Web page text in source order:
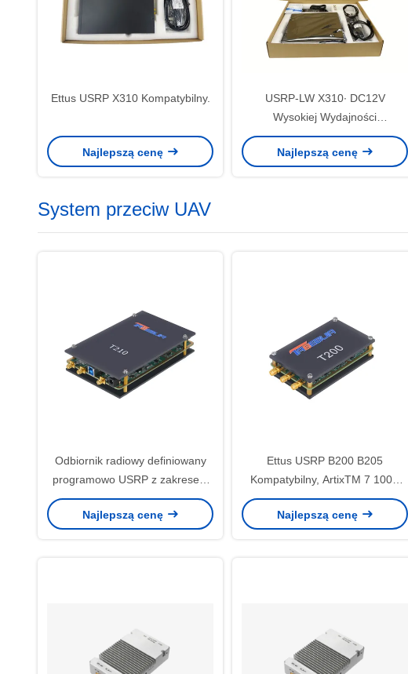
Ettus USRP X310 Kompatybilny.
Najlepszą cenę
USRP-LW X310∙ DC12V
Wysokiej Wydajności
Oprogramowanie Radio X310
USRP skalowalne
Najlepszą cenę
System przeciw UAV
Odbiornik radiowy definiowany
programowo USRP z zakresem
częstotliwości 70 MHz-6 GHz,
pasmem 56 MHz i 2 kanałami
Najlepszą cenę
Ettus USRP B200 B205
Kompatybilny, ArtixTM 7 100T
FPGA, AD9361 RF 70 MHz-6
GHz, 56 MHz BW Każdy, 1 kanał
Najlepszą cenę